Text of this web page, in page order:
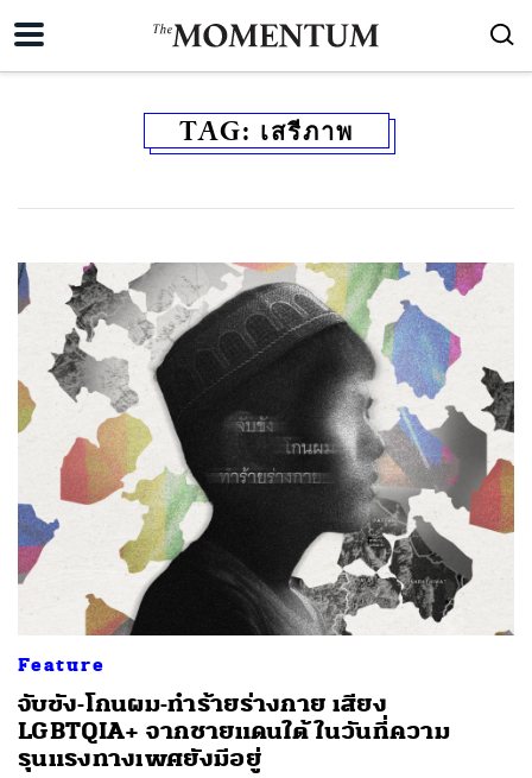
TAG: เสรีภาพ
Feature
จับขัง-โกนผม-ทำร้ายร่างกาย เสียง
LGBTQIA+ จากชายแดนใต้ ในวันที่ความ
รุนแรงทางเพศยังมีอยู่